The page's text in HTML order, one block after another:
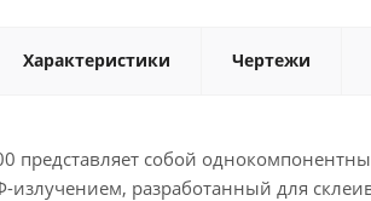
Характеристики Чертежи
представляет собой
разработанный для